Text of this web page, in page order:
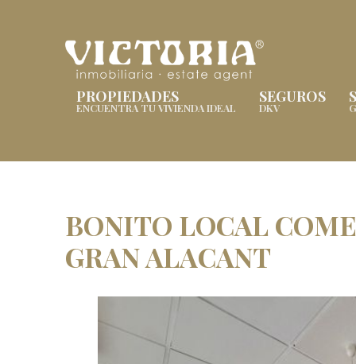
PROPIEDADES
ENCUENTRA TU VIVIENDA IDEAL
SEGUROS
DKV
BONITO LOCAL
GRAN ALACANT